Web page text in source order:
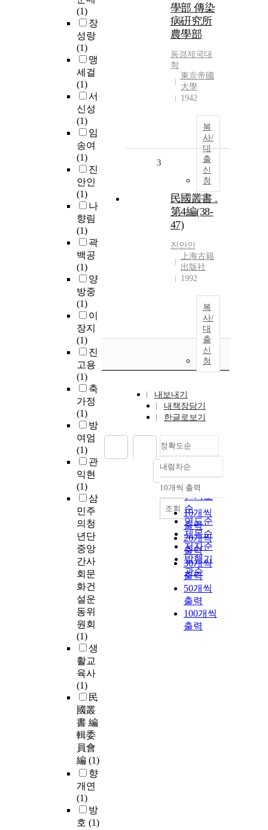
(1)
장
성랑
(1)
맹
세걸
(1)
서
신성
(1)
임
송여
(1)
진
안인
(1)
나
향림
(1)
곽
백공
(1)
양
방중
(1)
이
장지
(1)
진
고용
(1)
축
가정
(1)
방
여엄
(1)
관
익현
(1)
삼
민주
의청
년단
중앙
간사
회문
화건
설운
동위
원회
(1)
생
활교
육사
(1)
民
國叢
書 編
輯委
員會
編 (1)
향
개연
(1)
방
호 (1)
學部 傳染
病硏究所
農學部
동경제국대
학
東京帝國
大學
1942
복
사/
대
출
신
청
3
民國叢書 .
第4編(38-
47)
진안인
上海古籍
出版社
1992
복
사/
대
출
신
청
내보내기
내책장담기
한글로보기
정확도순
정확도
순
인기도
순
연도순
제목순
저자순
발행기
관순
내림차순
내림차순
10개씩 출력
10개씩
출력
20개씩
출력
30개씩
출력
50개씩
출력
100개씩
출력
조회